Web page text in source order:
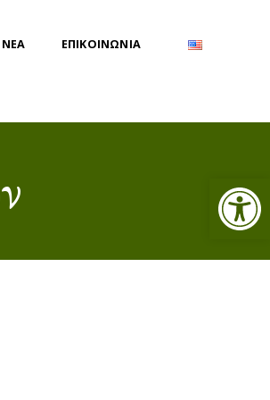
Ανοίξτε τη γραμμή εργαλείων
ΝΕΑ ΕΠΙΚΟΙΝΩΝΙΑ